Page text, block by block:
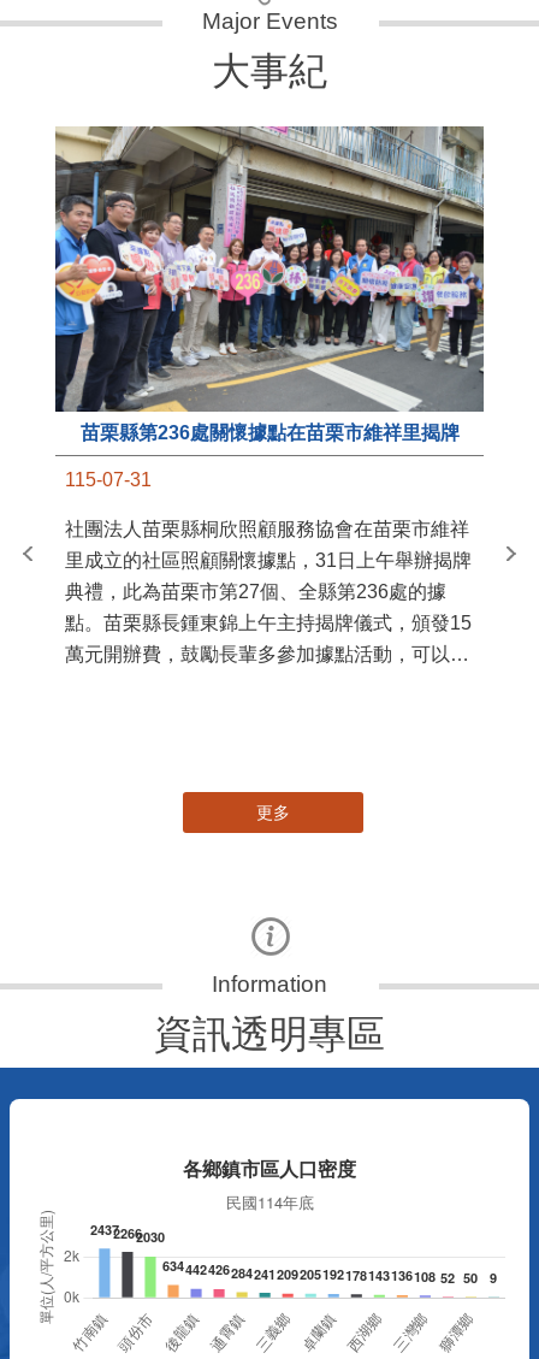
大事紀
苗栗縣第236處關懷據點在苗栗市維祥里揭牌
115-07-31
社團法人苗栗縣桐欣照顧服務協會在苗栗市維祥
里成立的社區照顧關懷據點，31日上午舉辦揭牌
典禮，此為苗栗市第27個、全縣第236處的據
點。苗栗縣長鍾東錦上午主持揭牌儀式，頒發15
萬元開辦費，鼓勵長輩多參加據點活動，可以更
苗
更多
資訊透明專區